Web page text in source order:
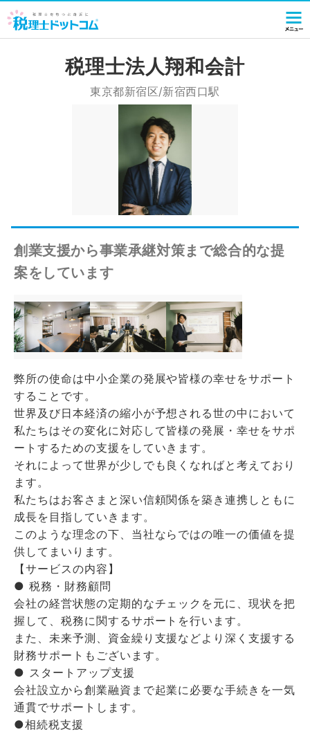
税理士法人翔和会計
東京都新宿区/新宿西口駅
創業支援から事業承継対策まで総合的な提
案をしています
弊所の使命は中小企業の発展や皆様の幸せをサポート
することです。
世界及び日本経済の縮小が予想される世の中において
私たちはその変化に対応して皆様の発展・幸せをサポ
ートするための支援をしていきます。
それによって世界が少しでも良くなればと考えており
ます。
私たちはお客さまと深い信頼関係を築き連携しともに
成⻑を⽬指していきます。
このような理念の下、当社ならではの唯⼀の価値を提
供してまいります。
【サービスの内容】
● 税務・財務顧問
会社の経営状態の定期的なチェックを元に、現状を把
握して、税務に関するサポートを行います。
また、未来予測、資金繰り支援などより深く支援する
財務サポートもございます。
● スタートアップ支援
会社設立から創業融資まで起業に必要な手続きを一気
通貫でサポートします。
●相続税支援